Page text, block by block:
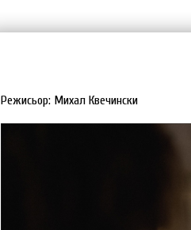
Режисьор: Михал Квечински